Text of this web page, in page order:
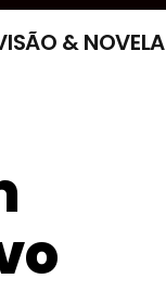
& NOVELA